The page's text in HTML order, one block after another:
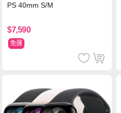
PS 40mm S/M
$7,590
免運